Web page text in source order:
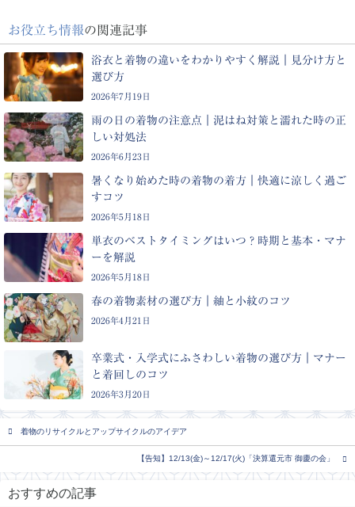
お役立ち情報の関連記事
浴衣と着物の違いをわかりやすく解説｜見分け方と
選び方
2026年7月19日
雨の日の着物の注意点｜泥はね対策と濡れた時の正
しい対処法
2026年6月23日
暑くなり始めた時の着物の着方｜快適に涼しく過ご
すコツ
2026年5月18日
単衣のベストタイミングはいつ？時期と基本・マナ
ーを解説
2026年5月18日
春の着物素材の選び方｜紬と小紋のコツ
2026年4月21日
卒業式・入学式にふさわしい着物の選び方｜マナー
と着回しのコツ
2026年3月20日
着物のリサイクルとアップサイクルのアイデア
【告知】12/13(金)～12/17(火)「決算還元市 御慶の会」
おすすめの記事